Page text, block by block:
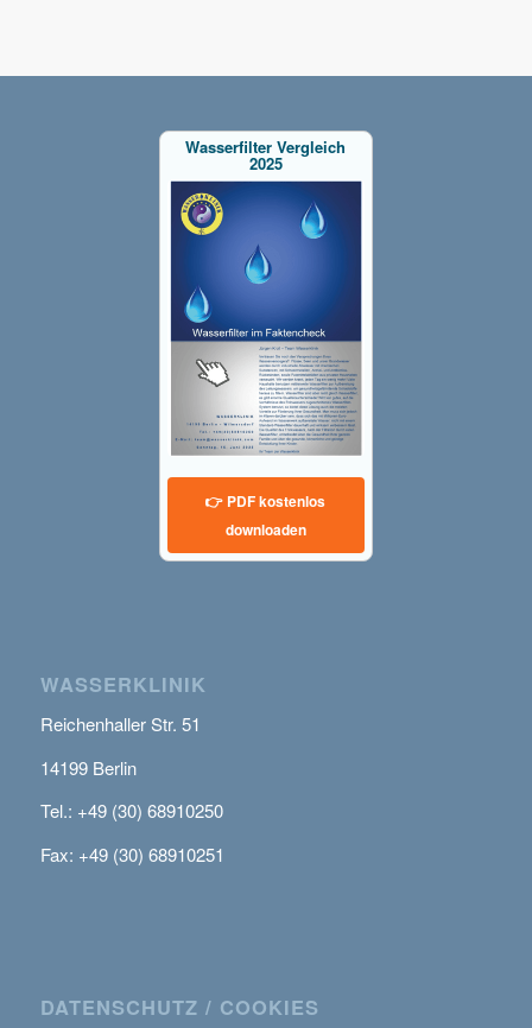
Wasserfilter Vergleich
2025
👉 PDF kostenlos
downloaden
WASSERKLINIK
Reichenhaller Str. 51
14199 Berlin
Tel.: +49 (30) 68910250
Fax: +49 (30) 68910251
DATENSCHUTZ / COOKIES